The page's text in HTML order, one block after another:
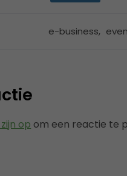
e-business,
op om een reactie te